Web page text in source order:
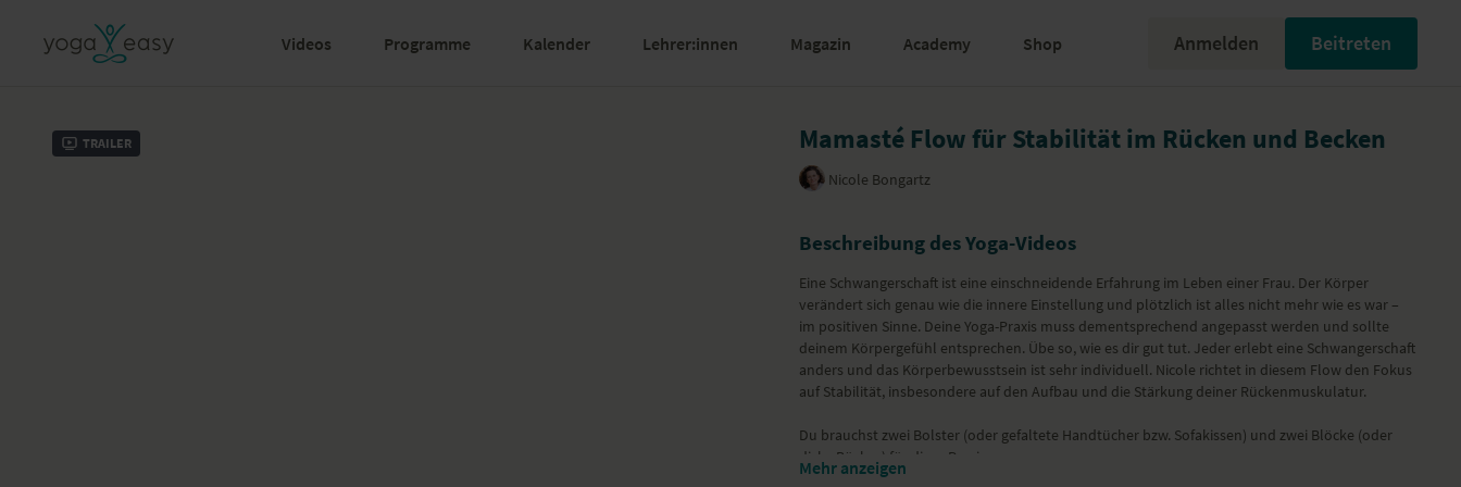
Videos Programme Kalender Lehrer:innen Magazin Academy Shop Anmelden Beitreten
Trailer Mamasté Flow für Stabilität im Rücken und Becken
Nicole Bongartz
Beschreibung des Yoga-Videos
Eine Schwangerschaft ist eine einschneidende Erfahrung im Leben einer Frau. Der Körper
verändert sich genau wie die innere Einstellung und plötzlich ist alles nicht mehr wie es war –
im positiven Sinne. Deine Yoga-Praxis muss dementsprechend angepasst werden und sollte
deinem Körpergefühl entsprechen. Übe so, wie es dir gut tut. Jeder erlebt eine Schwangerschaft
anders und das Körperbewusstsein ist sehr individuell. Nicole richtet in diesem Flow den Fokus
auf Stabilität, insbesondere auf den Aufbau und die Stärkung deiner Rückenmuskulatur.
Du brauchst zwei Bolster (oder gefaltete Handtücher bzw. Sofakissen) und zwei Blöcke (oder
dicke Bücher) für diese Praxis.
Mehr anzeigen